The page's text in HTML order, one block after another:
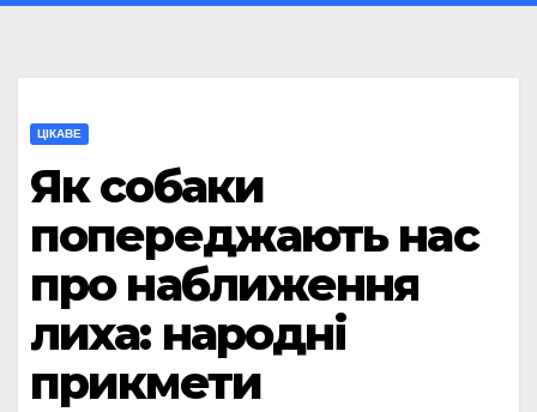
ЦІКАВЕ
Як собаки
попереджають нас
про наближення
лиха: народні
прикмети